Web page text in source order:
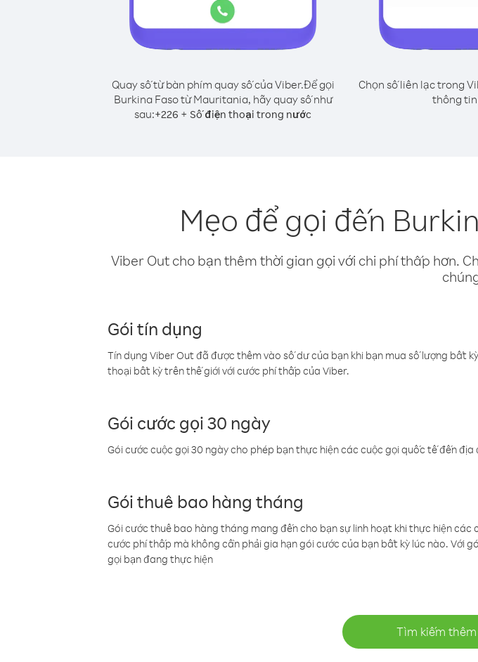
Quay số từ bàn phím quay số của Viber.Để gọi
Burkina Faso từ Mauritania, hãy quay số như
sau:+226 + Số điện thoại trong nước
Chọn số liên lạc trong
thông
Mẹo để gọi đến
Viber Out cho bạn thêm thời gian gọi với chi phí thấp hơn.
Gói tín dụng
Tín dụng Viber Out đã được thêm vào số dư của bạn khi bạn mua số lượng bất
thoại bất kỳ trên thế giới với cước phí thấp của Viber.
Gói cước gọi 30 ngày
Gói cước cuộc gọi 30 ngày cho phép bạn thực hiện các cuộc gọi quốc tế đến
Gói thuê bao hàng tháng
Gói cước thuê bao hàng tháng mang đến cho bạn sự linh hoạt khi thực hiện
cước phí thấp mà không cần phải gia hạn gói cước của bạn bất kỳ lúc nào. Với
gọi bạn đang thực hiện
Tìm kiếm